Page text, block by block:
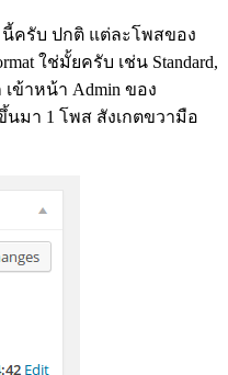
นี้ครับ ปกติ แต่ละโพสของ
ใช่มั้ยครับ เช่น Standard,
เข้าหน้า Admin ของ
นมา 1 โพส สังเกตขวามือ